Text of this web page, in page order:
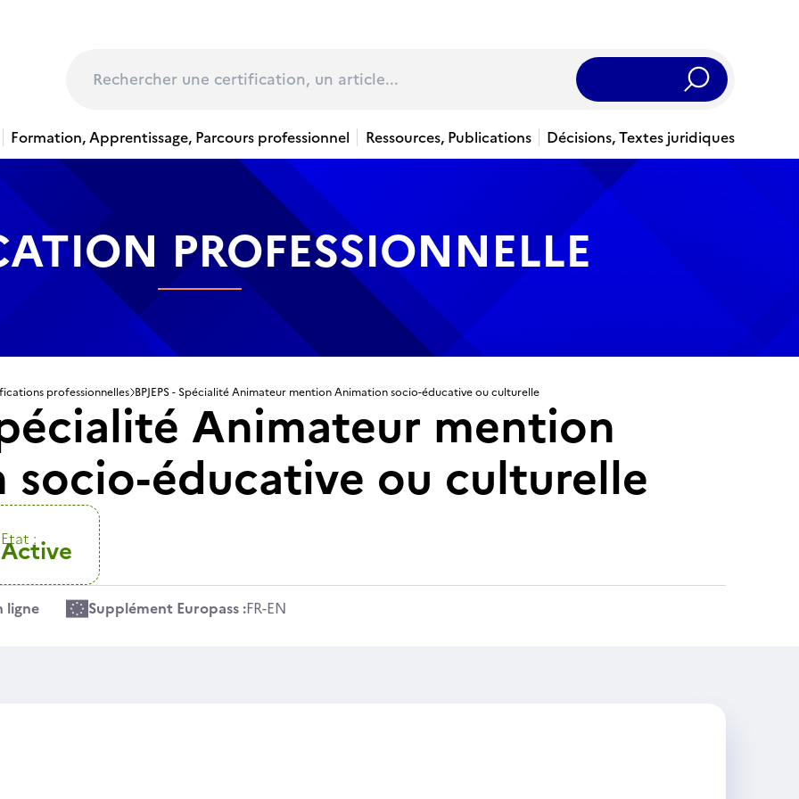
Rechercher
Formation, Apprentissage, Parcours professionnel Ressources, Publications Décisions, Textes juridiques
PROFESSIONNELLE
professionnelles BPJEPS - Spécialité Animateur mention Animation socio-éducative ou culturelle
Animateur mention
éducative ou culturelle
Etat :
Active
ligne Supplément Europass :FR-EN